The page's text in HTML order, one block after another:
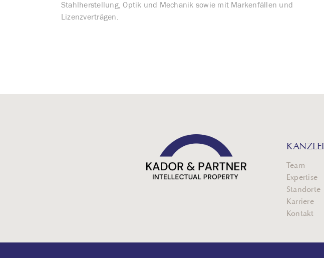
Stahlherstellung, Optik und Mechanik sowie mit Markenfällen und
Lizenzverträgen.
KANZLEI
Team
Expertise
Standorte
Karriere
Kontakt